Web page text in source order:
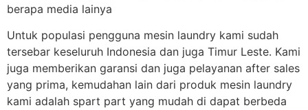
berapa media lainya
Untuk populasi pengguna mesin laundry kami sudah
tersebar keseluruh Indonesia dan juga Timur Leste. Kami
juga memberikan garansi dan juga pelayanan after sales
yang prima, kemudahan lain dari produk mesin laundry
kami adalah spart part yang mudah di dapat berbeda